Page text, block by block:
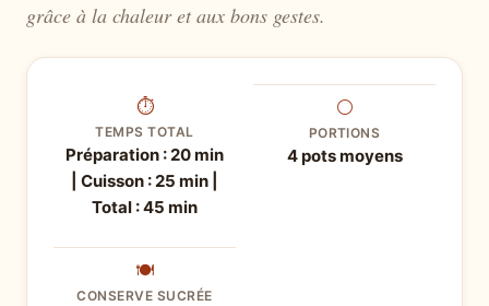
grâce à la chaleur et aux bons gestes.
⏱
TEMPS TOTAL
Préparation : 20 min
| Cuisson : 25 min |
Total : 45 min
⚪
PORTIONS
4 pots moyens
🍽
CONSERVE SUCRÉE